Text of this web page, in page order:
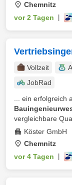
Chemnitz
vor 2 Tagen
Vollzeit
JobRad
... ein erfolgreich
vergleichbare
Köster GmbH
Chemnitz
vor 4 Tagen